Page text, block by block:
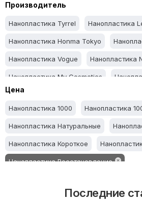
Производитель
Нанопластика Tyrrel Нанопластика
Нанопластика Honma Tokyo
Нанопластика Vogue Нанопластика
Нанопластика My Cosmetics
Цена
Нанопластика 1000 Нанопластика
Нанопластика Натуральные
Нанопластика Короткое
Нанопластика Восстановление
Нанопластика БразилияПоследние